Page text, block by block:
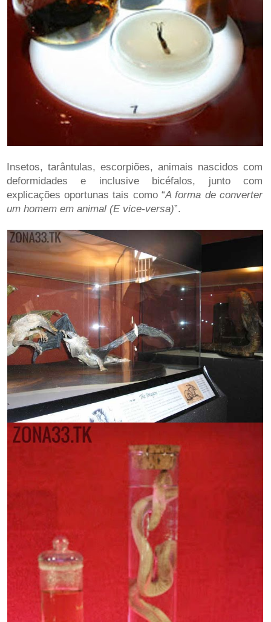
Insetos, tarântulas, escorpiões, animais nascidos com
deformidades e inclusive bicéfalos, junto com
explicações oportunas tais como “A forma de converter
um homem em animal (E vice-versa)”.